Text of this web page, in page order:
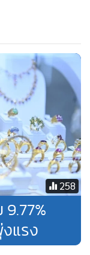
เครื่อง
ะยังขยายตัวได้ดี
ะหลายประเทศมี
นเฟ้อปรับตัวลดลง
วฟื้นตัว ทำให้มีแรง
ขึ้น แต่ยังต้อง
ตรมาสแรกต่ำกว่า
ามกังวลการปรับ
แรกโต 0.3%
การใช้มาตรการ
รษฐกิจโลกชะงัก
258
แรง